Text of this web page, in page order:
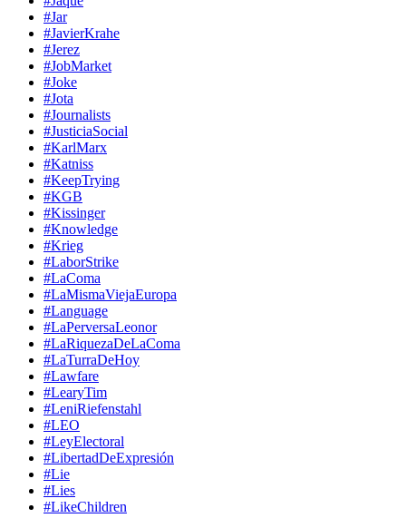
#Jar
#JavierKrahe
#Jerez
#JobMarket
#Joke
#Jota
#Journalists
#JusticiaSocial
#KarlMarx
#Katniss
#KeepTrying
#KGB
#Kissinger
#Knowledge
#Krieg
#LaborStrike
#LaComa
#LaMismaViejaEuropa
#Language
#LaPerversaLeonor
#LaRiquezaDeLaComa
#LaTurraDeHoy
#Lawfare
#LearyTim
#LeniRiefenstahl
#LEO
#LeyElectoral
#LibertadDeExpresión
#Lie
#Lies
#LikeChildren